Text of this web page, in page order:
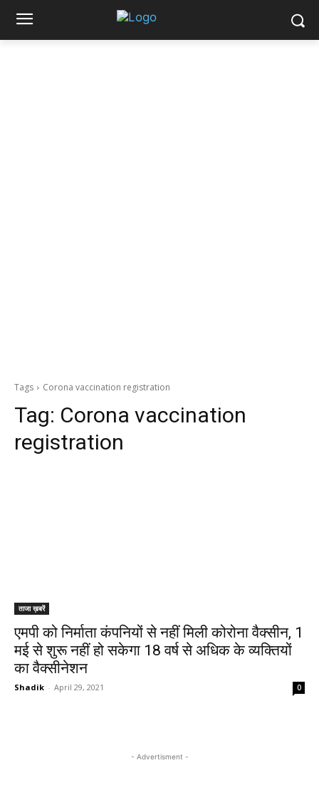
Tags Corona vaccination registration
Tag: Corona vaccination
registration
ताजा ख़बरें
एमपी को निर्माता कंपनियों से नहीं मिली कोरोना वैक्सीन, 1
मई से शुरू नहीं हो सकेगा 18 वर्ष से अधिक के व्यक्तियों
का वैक्सीनेशन
Shadik - April 29, 2021 0
- Advertisment -